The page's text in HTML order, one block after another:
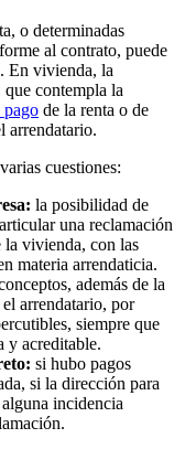
o determinadas
al contrato, puede
. En vivienda, la
que contempla la
pago de la renta o de
arrendatario.
cuestiones:
la posibilidad de
una reclamación
la vivienda, con las
materia arrendaticia.
además de la
arrendatario, por
siempre que
y acreditable.
si hubo pagos
si la dirección para
incidencia